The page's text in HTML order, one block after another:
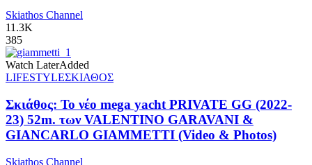
Skiathos Channel
11.3K
385
Watch LaterAdded
LIFESTYLEΣΚΙΑΘΟΣ
Σκιάθος: Το νέο mega yacht PRIVATE GG (2022-
23) 52m. των VALENTINO GARAVANI &
GIANCARLO GIAMMETTI (Video & Photos)
Skiathos Channel